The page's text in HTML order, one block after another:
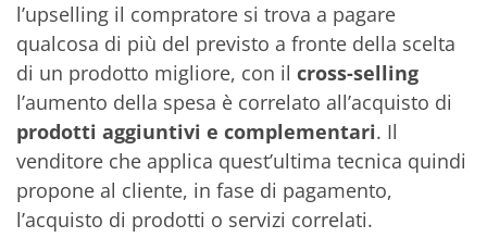
l’upselling il compratore si trova a pagare
qualcosa di più del previsto a fronte della scelta
di un prodotto migliore, con il cross-selling
l’aumento della spesa è correlato all’acquisto di
prodotti aggiuntivi e complementari. Il
venditore che applica quest’ultima tecnica quindi
propone al cliente, in fase di pagamento,
l’acquisto di prodotti o servizi correlati.